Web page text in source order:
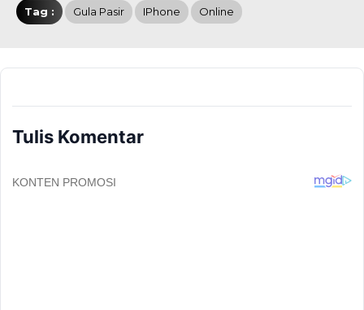
Tag : Gula Pasir IPhone Online
Tulis Komentar